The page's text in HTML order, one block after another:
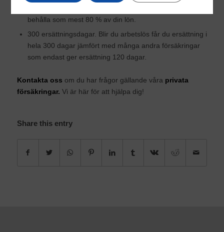
behålla som mest 80 % av din lön.
300 ersättningsdagar. Blir du arbetslös får du ersättning i
hela 300 dagar jämfört med många andra försäkringar
som endast ger ersättning 120 dagar.
Kontakta oss om du har frågor gällande våra privata
försäkringar. Vi är här för att hjälpa dig!
Share this entry